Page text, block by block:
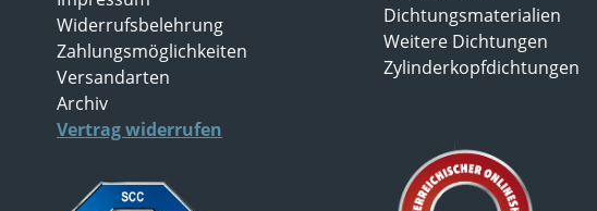
Widerrufsbelehrung
Zahlungsmöglichkeiten
Versandarten
Archiv
Vertrag widerrufen
Dichtungsmaterialien
Weitere Dichtungen
Zylinderkopfdichtungen